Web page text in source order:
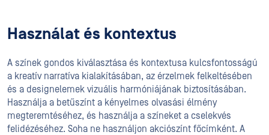
Használat és kontextus
A színek gondos kiválasztása és kontextusa kulcsfontosságú
a kreatív narratíva kialakításában, az érzelmek felkeltésében
és a designelemek vizuális harmóniájának biztosításában.
Használja a betűszínt a kényelmes olvasási élmény
megteremtéséhez, és használja a színeket a cselekvés
felidézéséhez. Soha ne használjon akciószínt főcímként. A